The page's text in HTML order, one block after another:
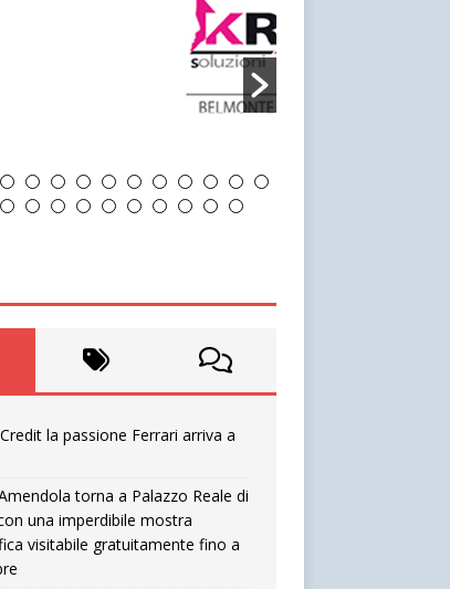
la passione Ferrari arriva a
torna a Palazzo Reale di
una imperdibile mostra
visitabile gratuitamente fino a